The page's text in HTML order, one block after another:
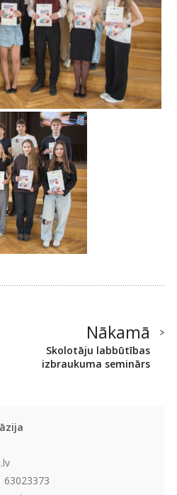
Nākamā
Skolotāju labbūtības
izbraukuma seminārs
63023373